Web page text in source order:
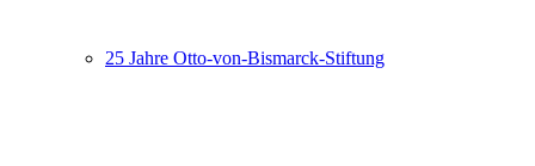
25 Jahre Otto-von-Bismarck-Stiftung